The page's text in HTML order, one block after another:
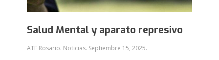
Salud Mental y aparato represivo
ATE Rosario. Noticias. Septiembre 15, 2025.